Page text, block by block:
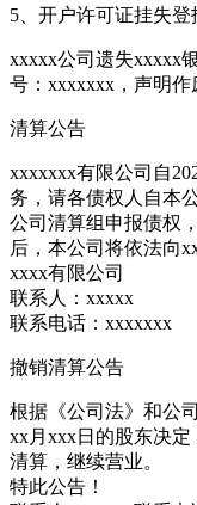
5、开户许可证挂失登
xxxxx公司遗失xxxxx
号：xxxxxxx，声明作
清算公告
xxxxxxx有限公司自
务，请各债权人自本
公司清算组申报债权
后，本公司将依法向
xxxx有限公司
联系人：xxxxx
联系电话：xxxxxxx
撤销清算公告
根据《公司法》和公
xx月xxx日的股东决
清算，继续营业。
特此公告！